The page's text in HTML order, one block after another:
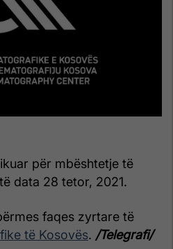
për mbështetje të
data 28 tetor, 2021.
faqes zyrtare të
të Kosovës. /Telegrafi/